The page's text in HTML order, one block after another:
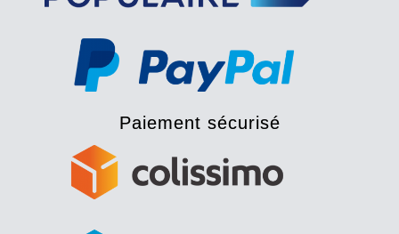
Paiement sécurisé